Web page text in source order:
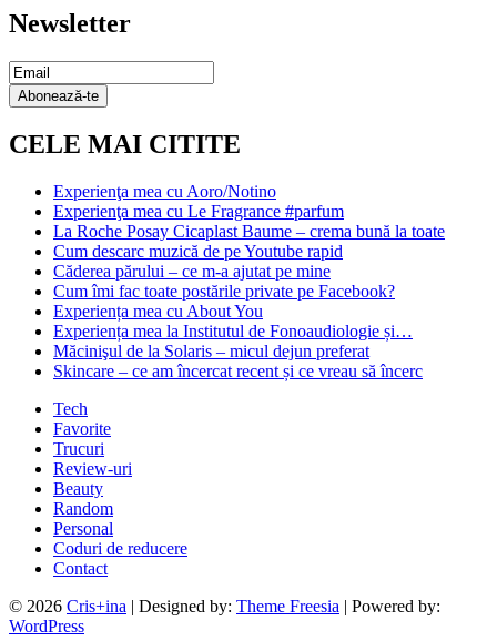
Newsletter
Email
Subscription
Abonează-te
CELE MAI CITITE
Experienţa mea cu Aoro/Notino
Experienţa mea cu Le Fragrance #parfum
La Roche Posay Cicaplast Baume – crema bună la toate
Cum descarc muzică de pe Youtube rapid
Căderea părului – ce m-a ajutat pe mine
Cum îmi fac toate postările private pe Facebook?
Experiența mea cu About You
Experiența mea la Institutul de Fonoaudiologie și…
Măcinişul de la Solaris – micul dejun preferat
Skincare – ce am încercat recent și ce vreau să încerc
Tech
Favorite
Trucuri
Review-uri
Beauty
Random
Personal
Coduri de reducere
Contact
© 2026 Cris+ina | Designed by: Theme Freesia | Powered by:
WordPress